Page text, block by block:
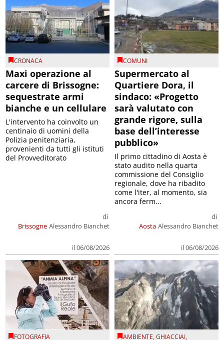
CRONACA
Maxi operazione al
carcere di Brissogne:
sequestrate armi
bianche e un cellulare
Brissogne
di
Alessandro Bianchet
il 06/08/2026
L'intervento ha coinvolto un
centinaio di uomini della
Polizia penitenziaria,
provenienti da tutti gli istituti
del Provveditorato
COMUNI
Supermercato al
Quartiere Dora, il
sindaco: «Progetto
sarà valutato con
grande rigore, sulla
base dell’interesse
pubblico»
Aosta
di
Alessandro Bianchet
il 06/08/2026
Il primo cittadino di Aosta è
stato audito nella quarta
commissione del Consiglio
regionale, dove ha ribadito
come l'iter, al momento, sia
ancora ferm...
FOTOGRAFIA AMBIENTE,GHIACCIAI,